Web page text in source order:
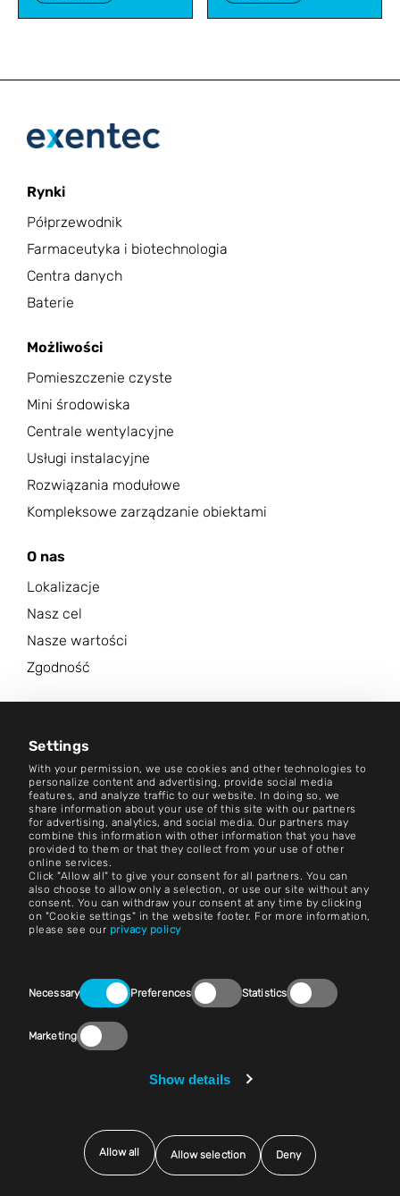
Settings
With your permission, we use cookies and other technologies to
personalize content and advertising, provide social media
features, and analyze traffic to our website. In doing so, we
share information about your use of this site with our partners
for advertising, analytics, and social media. Our partners may
combine this information with other information that you have
provided to them or that they collect from your use of other
online services.
Click "Allow all" to give your consent for all partners. You can
also choose to allow only a selection, or use our site without any
consent. You can withdraw your consent at any time by clicking
on "Cookie settings" in the website footer. For more information,
please see our privacy policy
Selection
Necessary Preferences Statistics
Marketing
Show details
Allow all Allow selection Deny
Rynki
Półprzewodnik
Farmaceutyka i biotechnologia
Centra danych
Baterie
Możliwości
Pomieszczenie czyste
Mini środowiska
Centrale wentylacyjne
Usługi instalacyjne
Rozwiązania modułowe
Kompleksowe zarządzanie obiektami
O nas
Lokalizacje
Nasz cel
Nasze wartości
Zgodność
Centrum aktualności
Kontakt
Kariera
Zasady i warunki
Nadruk
Nota prawna
Kontakt
Ustawienia plików cookie